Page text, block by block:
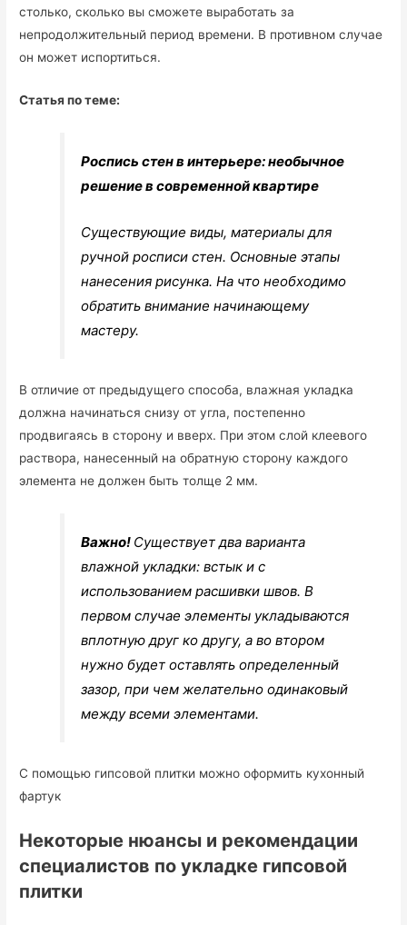
столько, сколько вы сможете выработать за
непродолжительный период времени. В противном случае
он может испортиться.
Статья по теме:
Роспись стен в интерьере: необычное
решение в современной квартире
Существующие виды, материалы для
ручной росписи стен. Основные этапы
нанесения рисунка. На что необходимо
обратить внимание начинающему
мастеру.
В отличие от предыдущего способа, влажная укладка
должна начинаться снизу от угла, постепенно
продвигаясь в сторону и вверх. При этом слой клеевого
раствора, нанесенный на обратную сторону каждого
элемента не должен быть толще 2 мм.
Важно! Существует два варианта
влажной укладки: встык и с
использованием расшивки швов. В
первом случае элементы укладываются
вплотную друг ко другу, а во втором
нужно будет оставлять определенный
зазор, при чем желательно одинаковый
между всеми элементами.
С помощью гипсовой плитки можно оформить кухонный
фартук
Некоторые нюансы и рекомендации
специалистов по укладке гипсовой
плитки